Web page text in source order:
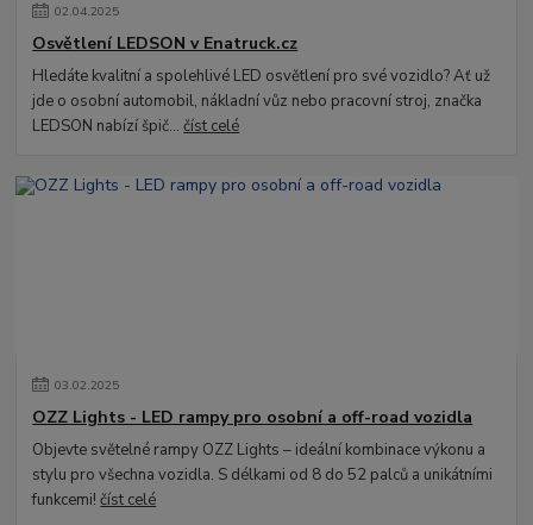
02.04.2025
Osvětlení LEDSON v Enatruck.cz
Hledáte kvalitní a spolehlivé LED osvětlení pro své vozidlo? Ať už
jde o osobní automobil, nákladní vůz nebo pracovní stroj, značka
LEDSON nabízí špič...číst celé
03.02.2025
OZZ Lights - LED rampy pro osobní a off-road vozidla
Objevte světelné rampy OZZ Lights – ideální kombinace výkonu a
stylu pro všechna vozidla. S délkami od 8 do 52 palců a unikátními
funkcemi!číst celé